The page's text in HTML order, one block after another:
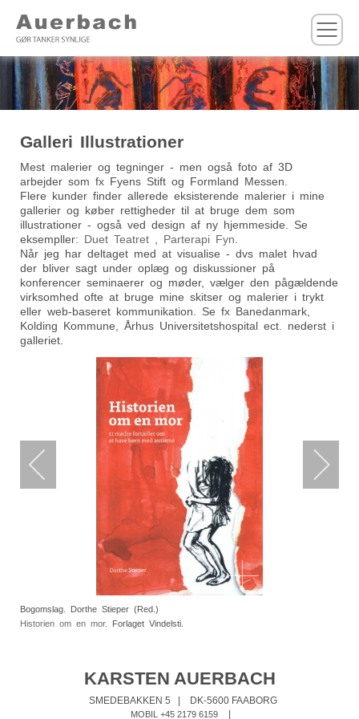
Galleri Illustrationer
Mest malerier og tegninger - men også foto af 3D
arbejder som fx Fyens Stift og Formland Messen.
Flere kunder finder allerede eksisterende malerier i mine
gallerier og køber rettigheder til at bruge dem som
illustrationer - også ved design af ny hjemmeside. Se
eksempller: Duet Teatret Parterapi Fyn
Når jeg har deltaget med at visualise - dvs malet hvad
der bliver sagt under oplæg og diskussioner på
konferencer seminaerer og møder, vælger den pågældende
virksomhed ofte at bruge mine skitser og malerier i trykt
eller web-baseret kommunikation. Se fx Banedanmark,
Kolding Kommune, Århus Universitetshospital ect. nederst i
galleriet.
Bogomslag. Dorthe Stieper (Red.)
Historien om en mor. Forlaget Vindelsti.
KARSTEN AUERBACH
SMEDEBAKKEN 5 | DK-5600 FAABORG
MOBIL +45 2179 6159 |